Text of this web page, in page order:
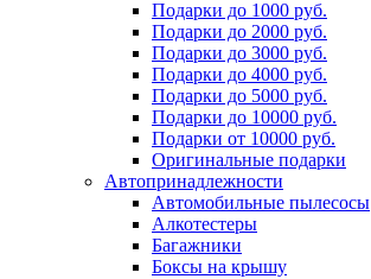
Подарки до 1000 руб.
Подарки до 2000 руб.
Подарки до 3000 руб.
Подарки до 4000 руб.
Подарки до 5000 руб.
Подарки до 10000 руб.
Подарки от 10000 руб.
Оригинальные подарки
Автопринадлежности
Автомобильные пылесосы
Алкотестеры
Багажники
Боксы на крышу